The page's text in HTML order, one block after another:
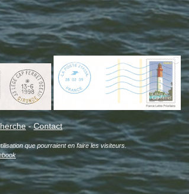
-Contact
que pourraient en faire les visiteurs.